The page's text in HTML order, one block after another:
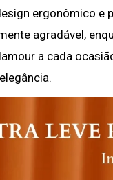
ergonômico e
agradável,
a cada